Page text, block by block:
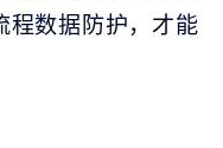
程数据防护，才能